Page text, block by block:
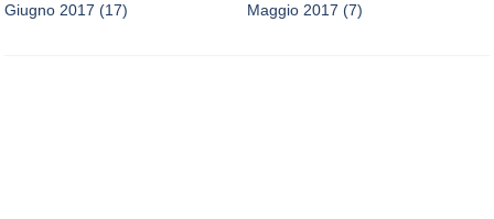
Giugno 2017 (17) Maggio 2017 (7)